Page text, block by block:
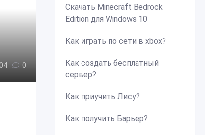
0
Скачать Minecraft Bedrock
Edition для Windows 10
Как играть по сети в xbox?
Как создать бесплатный
сервер?
Как приучить Лису?
Как получить Барьер?